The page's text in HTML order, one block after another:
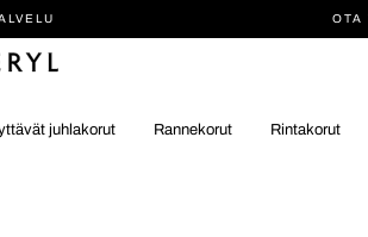
OTA
juhlakorut Rannekorut Rintakorut